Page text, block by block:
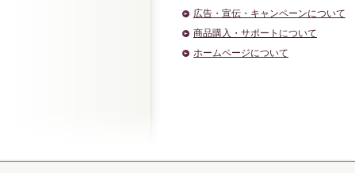
広告・宣伝・キャンペーンについて
商品購入・サポートについて
ホームページについて